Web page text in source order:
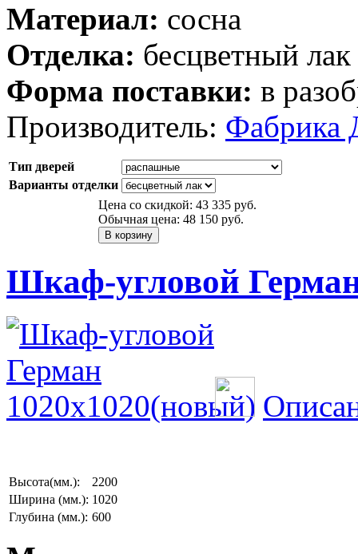
Материал: сосна
Отделка: бесцветный лак
Форма поставки: в
Производитель: Фабрика
Тип дверей
Варианты отделки
Цена со скидкой: 43 335 руб.
Обычная цена: 48 150 руб.
Шкаф-угловой
Высота(мм.):
2200
Ширина (мм.): 1020
Глубина (мм.): 600